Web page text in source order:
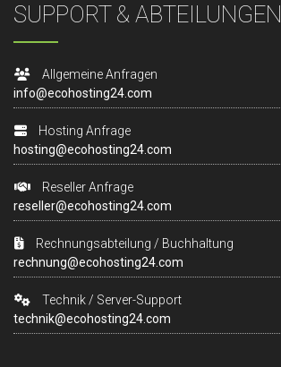
SUPPORT & ABTEILUNGEN
Allgemeine Anfragen
info@ecohosting24.com
Hosting Anfrage
hosting@ecohosting24.com
Reseller Anfrage
reseller@ecohosting24.com
Rechnungsabteilung / Buchhaltung
rechnung@ecohosting24.com
Technik / Server-Support
technik@ecohosting24.com